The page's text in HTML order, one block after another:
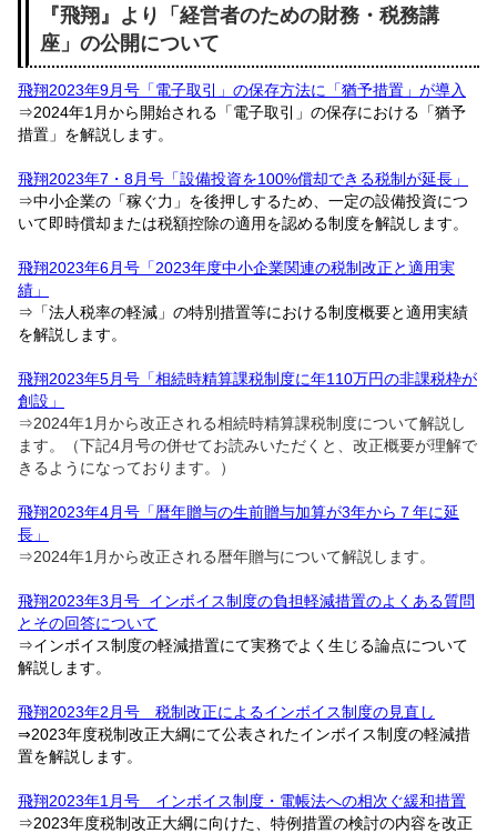
『飛翔』より
「経営者のための財務・税務講
座」の公開について
飛翔2023年9月号「電子取引」の保存方法に「猶予措置」が導入
⇒2024年1月から開始される「電子取引」の保存における「猶予
措置」を解説します。
飛翔2023年7・8月号「設備投資を100%償却できる税制が延長」
⇒中小企業の「稼ぐ力」を後押しするため、一定の設備投資につ
いて即時償却または税額控除の適用を認める制度を解説します。
飛翔2023年6月号「2023年度中小企業関連の税制改正と適用実
績」
⇒「法人税率の軽減」の特別措置等における制度概要と適用実績
を解説します。
飛翔2023年5月号「相続時精算課税制度に年110万円の非課税枠が
創設」
⇒2024年1月から改正される相続時精算課税制度について解説し
ます。（下記4月号の併せてお読みいただくと、改正概要が理解で
きるようになっております。）
飛翔2023年4月号「暦年贈与の生前贈与加算が3年から７年に延
長」
⇒2024年1月から改正される暦年贈与について解説します。
飛翔2023年3月号 インボイス制度の負担軽減措置のよくある質問
とその回答について
⇒インボイス制度の軽減措置にて実務でよく生じる論点について
解説します。
飛翔2023年2月号 税制改正によるインボイス制度の見直し
⇒2023年度税制改正大綱にて公表されたインボイス制度の軽減措
置を解説します。
飛翔2023年1月号 インボイス制度・電帳法への相次ぐ緩和措置
⇒2023年度税制改正大綱に向けた、特例措置の検討の内容を改正